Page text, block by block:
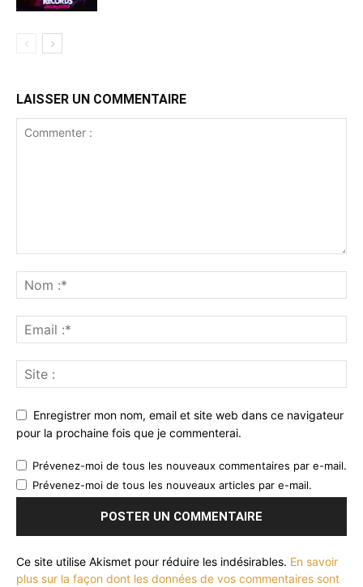
LAISSER UN COMMENTAIRE
Enregistrer mon nom, email et site web dans ce navigateur
pour la prochaine fois que je commenterai.
Prévenez-moi de tous les nouveaux commentaires par e-mail.
Prévenez-moi de tous les nouveaux articles par e-mail.
Ce site utilise Akismet pour réduire les indésirables. En savoir
plus sur la façon dont les données de vos commentaires sont